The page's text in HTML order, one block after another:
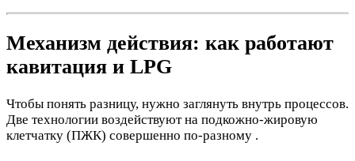
Механизм действия: как работают
кавитация и LPG
Чтобы понять разницу, нужно заглянуть внутрь процессов.
Две технологии воздействуют на подкожно-жировую
клетчатку (ПЖК) совершенно по-разному .